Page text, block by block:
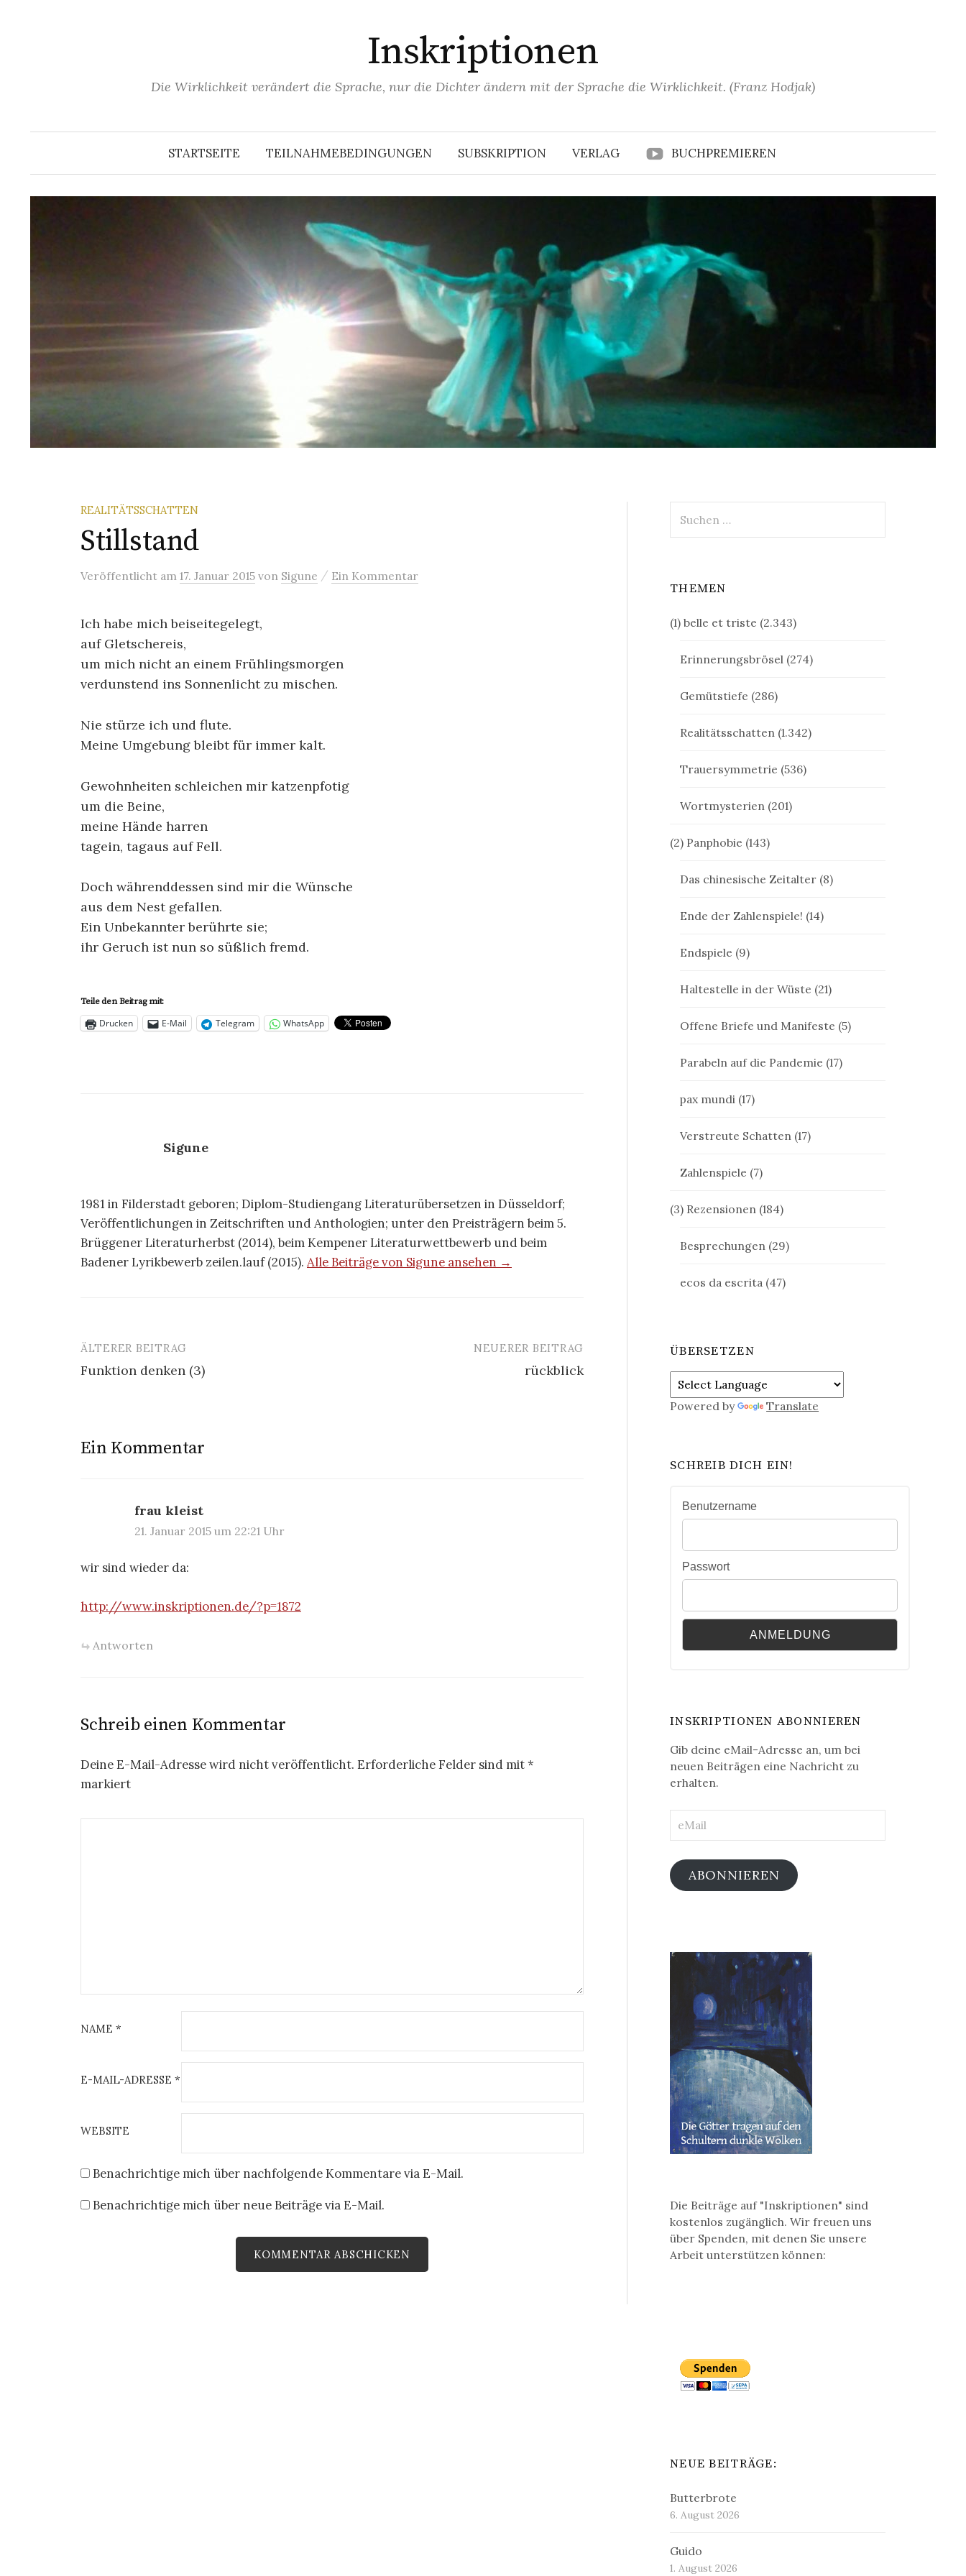
Inskriptionen
Die Wirklichkeit verändert die Sprache, nur die Dichter ändern mit der Sprache die Wirklichkeit. (Franz Hodjak)
STARTSEITE TEILNAHMEBEDINGUNGEN SUBSKRIPTION VERLAG BUCHPREMIEREN
REALITÄTSSCHATTEN
Stillstand
Veröffentlicht am 17. Januar 2015 von Sigune / Ein Kommentar
Ich habe mich beiseitegelegt,
auf Gletschereis,
um mich nicht an einem Frühlingsmorgen
verdunstend ins Sonnenlicht zu mischen.
Nie stürze ich und flute.
Meine Umgebung bleibt für immer kalt.
Gewohnheiten schleichen mir katzenpfotig
um die Beine,
meine Hände harren
tagein, tagaus auf Fell.
Doch währenddessen sind mir die Wünsche
aus dem Nest gefallen.
Ein Unbekannter berührte sie;
ihr Geruch ist nun so süßlich fremd.
Teile den Beitrag mit:
Drucken E-Mail Telegram WhatsApp
Sigune
1981 in Filderstadt geboren; Diplom-Studiengang Literaturübersetzen in Düsseldorf;
Veröffentlichungen in Zeitschriften und Anthologien; unter den Preisträgern beim 5.
Brüggener Literaturherbst (2014), beim Kempener Literaturwettbewerb und beim
Badener Lyrikbewerb zeilen.lauf (2015). Alle Beiträge von Sigune ansehen →
Beitrags-
Navigation
ÄLTERER BEITRAG
Funktion denken (3)
NEUERER BEITRAG
rückblick
Ein Kommentar
frau kleist
21. Januar 2015 um 22:21 Uhr
wir sind wieder da:
http://www.inskriptionen.de/?p=1872
Antworten
Schreib einen Kommentar
Deine E-Mail-Adresse wird nicht veröffentlicht. Erforderliche Felder sind mit*
markiert
NAME *
E-MAIL-ADRESSE *
WEBSITE
Benachrichtige mich über nachfolgende Kommentare via E-Mail.
Benachrichtige mich über neue Beiträge via E-Mail.
nach:
THEMEN
(1) belle et triste (2.343)
Erinnerungsbrösel (274)
Gemütstiefe (286)
Realitätsschatten (1.342)
Trauersymmetrie (536)
Wortmysterien (201)
(2) Panphobie (143)
Das chinesische Zeitalter (8)
Ende der Zahlenspiele! (14)
Endspiele (9)
Haltestelle in der Wüste (21)
Offene Briefe und Manifeste (5)
Parabeln auf die Pandemie (17)
pax mundi (17)
Verstreute Schatten (17)
Zahlenspiele (7)
(3) Rezensionen (184)
Besprechungen (29)
ecos da escrita (47)
ÜBERSETZEN
Powered by Translate
SCHREIB DICH EIN!
Benutzername
Passwort
INSKRIPTIONEN ABONNIEREN
Gib deine eMail-Adresse an, um bei
neuen Beiträgen eine Nachricht zu
erhalten.
ABONNIEREN
Die Beiträge auf "Inskriptionen" sind
kostenlos zugänglich. Wir freuen uns
über Spenden, mit denen Sie unsere
Arbeit unterstützen können:
NEUE BEITRÄGE:
Butterbrote
6. August 2026
Guido
1. August 2026